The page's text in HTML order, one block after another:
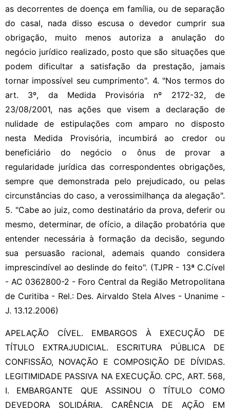
as decorrentes de doença em família, ou de separação
do casal, nada disso escusa o devedor cumprir sua
obrigação, muito menos autoriza a anulação do
negócio jurídico realizado, posto que são situações que
podem dificultar a satisfação da prestação, jamais
tornar impossível seu cumprimento". 4. "Nos termos do
art. 3º, da Medida Provisória nº 2172-32, de
23/08/2001, nas ações que visem a declaração de
nulidade de estipulações com amparo no disposto
nesta Medida Provisória, incumbirá ao credor ou
beneficiário do negócio o ônus de provar a
regularidade jurídica das correspondentes obrigações,
sempre que demonstrada pelo prejudicado, ou pelas
circunstâncias do caso, a verossimilhança da alegação".
5. "Cabe ao juiz, como destinatário da prova, deferir ou
mesmo, determinar, de ofício, a dilação probatória que
entender necessária à formação da decisão, segundo
sua persuasão racional, ademais quando considera
imprescindível ao deslinde do feito". (TJPR - 13ª C.Cível
- AC 0362800-2 - Foro Central da Região Metropolitana
de Curitiba - Rel.: Des. Airvaldo Stela Alves - Unanime -
J. 13.12.2006)
APELAÇÃO CÍVEL. EMBARGOS À EXECUÇÃO DE
TÍTULO EXTRAJUDICIAL. ESCRITURA PÚBLICA DE
CONFISSÃO, NOVAÇÃO E COMPOSIÇÃO DE DÍVIDAS.
LEGITIMIDADE PASSIVA NA EXECUÇÃO. CPC, ART. 568,
I. EMBARGANTE QUE ASSINOU O TÍTULO COMO
DEVEDORA SOLIDÁRIA. CARÊNCIA DE AÇÃO EM